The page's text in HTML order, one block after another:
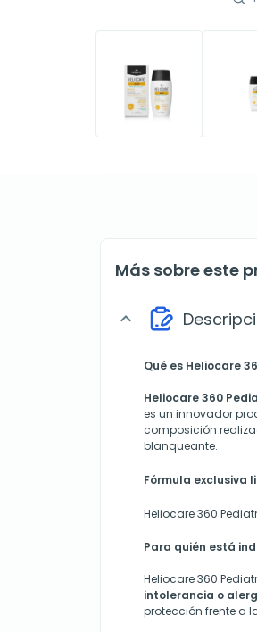
Más sobre este
expand_more
Qué es Heliocare
Heliocare 360
es un innovador
composición
blanqueante.
Fórmula exclusiva
Heliocare 360
Para quién está
Heliocare 360
intolerancia o
protección frente a